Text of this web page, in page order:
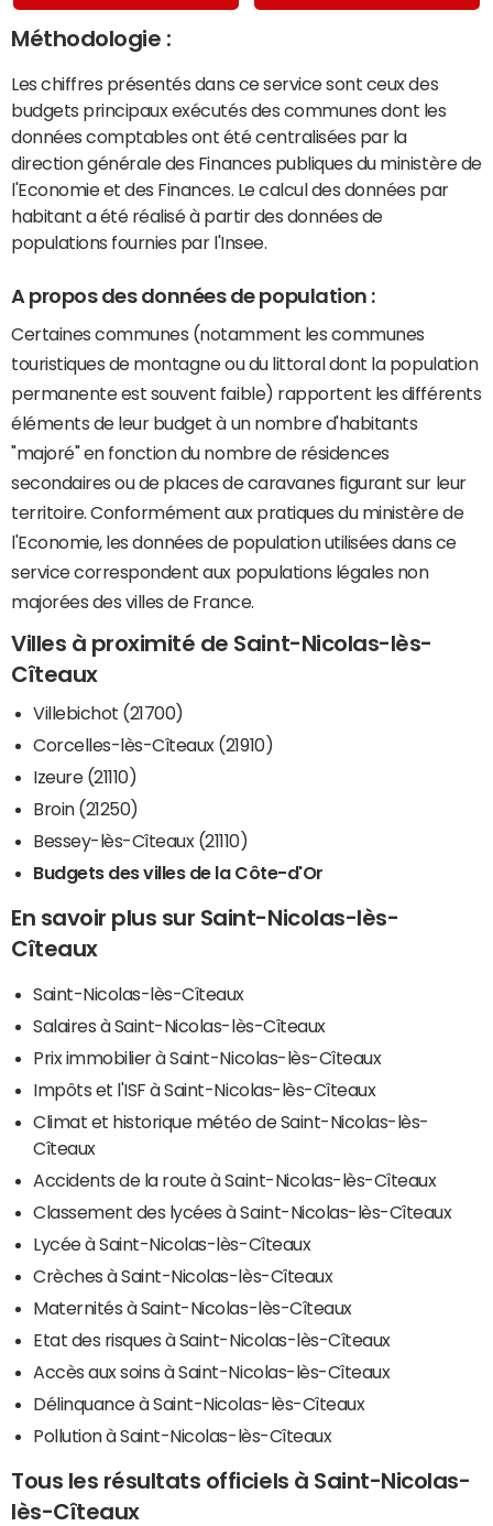
Méthodologie :
Les chiffres présentés dans ce service sont ceux des
budgets principaux exécutés des communes dont les
données comptables ont été centralisées par la
direction générale des Finances publiques du ministère de
l'Economie et des Finances. Le calcul des données par
habitant a été réalisé à partir des données de
populations fournies par l'Insee.
A propos des données de population :
Certaines communes (notamment les communes
touristiques de montagne ou du littoral dont la population
permanente est souvent faible) rapportent les différents
éléments de leur budget à un nombre d'habitants
"majoré" en fonction du nombre de résidences
secondaires ou de places de caravanes figurant sur leur
territoire. Conformément aux pratiques du ministère de
l'Economie, les données de population utilisées dans ce
service correspondent aux populations légales non
majorées des villes de France.
Villes à proximité de Saint-Nicolas-lès-
Cîteaux
Villebichot (21700)
Corcelles-lès-Cîteaux (21910)
Izeure (21110)
Broin (21250)
Bessey-lès-Cîteaux (21110)
Budgets des villes de la Côte-d'Or
En savoir plus sur Saint-Nicolas-lès-
Cîteaux
Saint-Nicolas-lès-Cîteaux
Salaires à Saint-Nicolas-lès-Cîteaux
Prix immobilier à Saint-Nicolas-lès-Cîteaux
Impôts et l'ISF à Saint-Nicolas-lès-Cîteaux
Climat et historique météo de Saint-Nicolas-lès-
Cîteaux
Accidents de la route à Saint-Nicolas-lès-Cîteaux
Classement des lycées à Saint-Nicolas-lès-Cîteaux
Lycée à Saint-Nicolas-lès-Cîteaux
Crèches à Saint-Nicolas-lès-Cîteaux
Maternités à Saint-Nicolas-lès-Cîteaux
Etat des risques à Saint-Nicolas-lès-Cîteaux
Accès aux soins à Saint-Nicolas-lès-Cîteaux
Délinquance à Saint-Nicolas-lès-Cîteaux
Pollution à Saint-Nicolas-lès-Cîteaux
Tous les résultats officiels à Saint-Nicolas-
lès-Cîteaux